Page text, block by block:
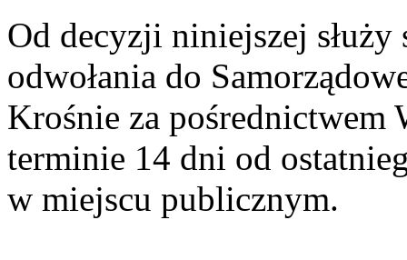
Od decyzji niniejszej
odwołania do
Krośnie za
terminie 14 dni od
w miejscu publicznym.